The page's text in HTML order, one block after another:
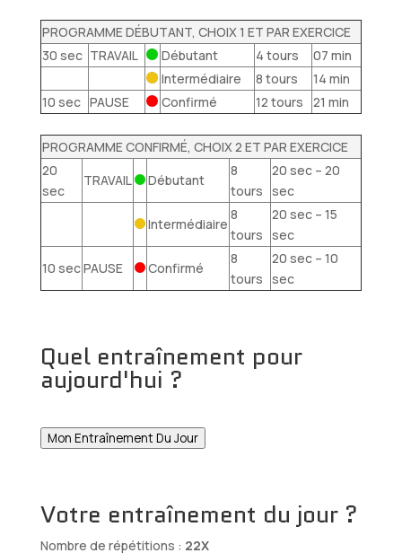
PROGRAMME DÉBUTANT, CHOIX 1 ET PAR EXERCICE
30 sec TRAVAIL Débutant 4 tours
07 min
Intermédiaire
8 tours
14 min
10 sec PAUSE Confirmé 12 tours 21 min
PROGRAMME CONFIRMÉ, CHOIX 2 ET PAR EXERCICE
20
sec
TRAVAIL Débutant
8
tours
20 sec – 20
sec
Intermédiaire
8
tours
20 sec – 15
sec
10 secPAUSE Confirmé
8
tours
20 sec – 10
sec
Quel entraînement pour
aujourd'hui ?
Mon Entraînement Du Jour
Votre entraînement du jour ?
Nombre de répétitions : 22X